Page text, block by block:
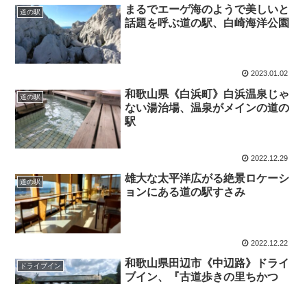
道の駅
まるでエーゲ海のようで美しいと
話題を呼ぶ道の駅、白崎海洋公園
2023.01.02
道の駅
和歌山県《白浜町》白浜温泉じゃ
ない湯治場、温泉がメインの道の
駅
2022.12.29
道の駅
雄大な太平洋広がる絶景ロケーシ
ョンにある道の駅すさみ
2022.12.22
ドライブイン
和歌山県田辺市《中辺路》ドライ
ブイン、『古道歩きの里ちかつ